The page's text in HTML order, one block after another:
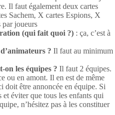
Il faut également deux cartes
Sachem, X cartes Espions, X
par joueurs
(qui fait quoi ?) : ça, c’est à
? Il faut au minimum
les équipes ? Il faut 2 équipes.
ou en amont. Il en est de même
doit être annoncée en équipe. Si
éviter que tous les enfants qui
n’hésitez pas à les constituer